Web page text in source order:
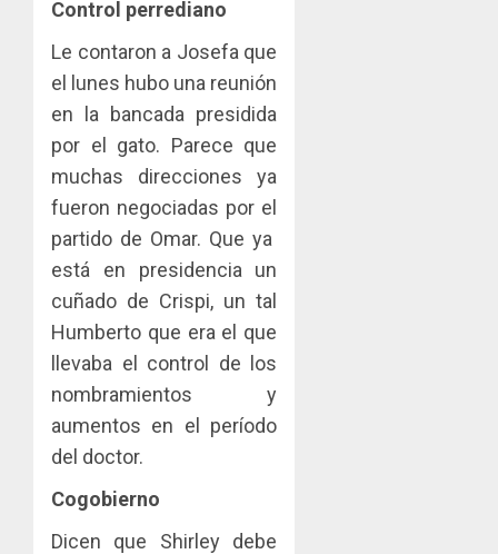
Control perrediano
Le contaron a Josefa que
el lunes hubo una reunión
en la bancada presidida
por el gato. Parece que
muchas direcciones ya
fueron negociadas por el
partido de Omar. Que ya
está en presidencia un
cuñado de Crispi, un tal
Humberto que era el que
llevaba el control de los
nombramientos y
aumentos en el período
del doctor.
Cogobierno
Dicen que Shirley debe